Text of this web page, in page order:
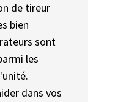
de tireur
bien
sont
les
dans vos